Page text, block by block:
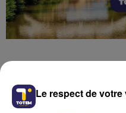
Le respect de